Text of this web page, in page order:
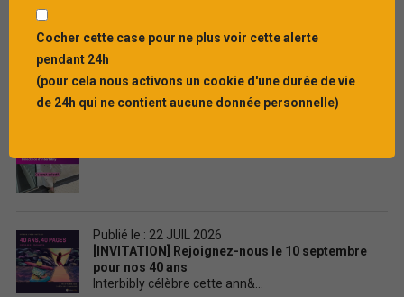
Publié le : 22 JUIL 2026
[CELEBRATION] Interbibly en mode questionnaire
Publié le : 22 JUIL 2026
[INVITATION] Rejoignez-nous le 10 septembre
pour nos 40 ans
Interbibly célèbre cette ann&...
Cocher cette case pour ne plus voir cette alerte
pendant 24h
(pour cela nous activons un cookie d'une durée de vie
de 24h qui ne contient aucune donnée personnelle)